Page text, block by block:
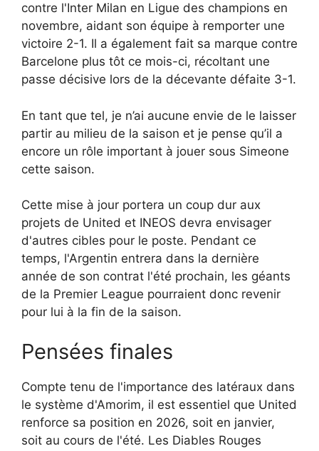
contre l'Inter Milan en Ligue des champions en
novembre, aidant son équipe à remporter une
victoire 2-1. Il a également fait sa marque contre
Barcelone plus tôt ce mois-ci, récoltant une
passe décisive lors de la décevante défaite 3-1.
En tant que tel, je n’ai aucune envie de le laisser
partir au milieu de la saison et je pense qu’il a
encore un rôle important à jouer sous Simeone
cette saison.
Cette mise à jour portera un coup dur aux
projets de United et INEOS devra envisager
d'autres cibles pour le poste. Pendant ce
temps, l'Argentin entrera dans la dernière
année de son contrat l'été prochain, les géants
de la Premier League pourraient donc revenir
pour lui à la fin de la saison.
Pensées finales
Compte tenu de l'importance des latéraux dans
le système d'Amorim, il est essentiel que United
renforce sa position en 2026, soit en janvier,
soit au cours de l'été. Les Diables Rouges